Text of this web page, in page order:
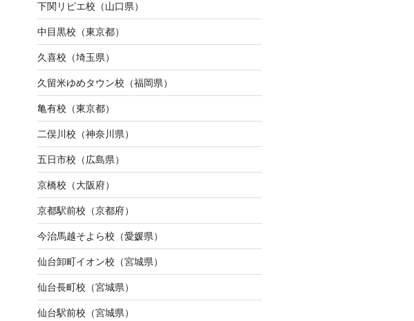
下関リピエ校（山口県）
中目黒校（東京都）
久喜校（埼玉県）
久留米ゆめタウン校（福岡県）
亀有校（東京都）
二俣川校（神奈川県）
五日市校（広島県）
京橋校（大阪府）
京都駅前校（京都府）
今治馬越そよら校（愛媛県）
仙台卸町イオン校（宮城県）
仙台長町校（宮城県）
仙台駅前校（宮城県）